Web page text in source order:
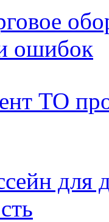
ошибок
ТО
для